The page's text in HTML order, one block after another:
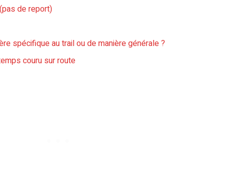
de report)
spécifique au trail ou de manière générale ?
couru sur route